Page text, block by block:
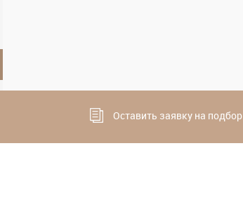
Оставить заявку на подбор